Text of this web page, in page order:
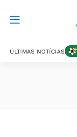
ÚLTIMAS NOTÍCIAS